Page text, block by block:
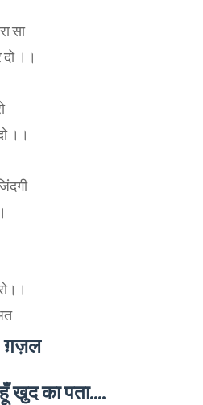
सा
दो ।।
।।
ग़ज़ल
खुद का पता....